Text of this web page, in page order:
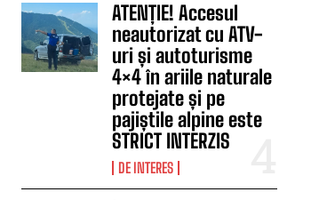
ATENȚIE! Accesul
neautorizat cu ATV-
uri și autoturisme
4×4 în ariile naturale
protejate și pe
pajiștile alpine este
STRICT INTERZIS
DE INTERES